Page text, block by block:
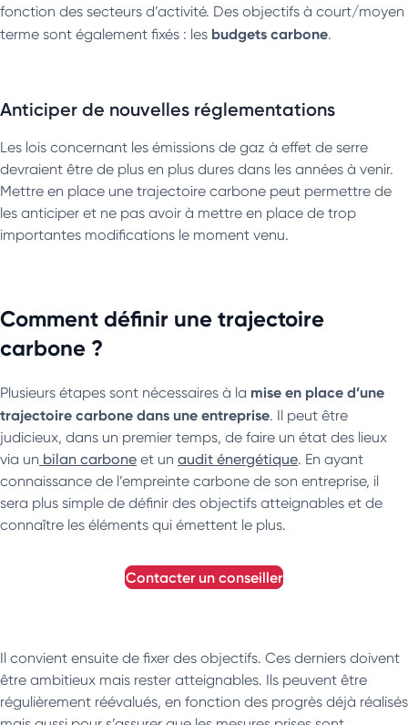
fonction des secteurs d’activité. Des objectifs à court/moyen
terme sont également fixés : les budgets carbone.
Anticiper de nouvelles réglementations
Les lois concernant les émissions de gaz à effet de serre
devraient être de plus en plus dures dans les années à venir.
Mettre en place une trajectoire carbone peut permettre de
les anticiper et ne pas avoir à mettre en place de trop
importantes modifications le moment venu.
Comment définir une trajectoire
carbone ?
Plusieurs étapes sont nécessaires à la mise en place d’une
trajectoire carbone dans une entreprise. Il peut être
judicieux, dans un premier temps, de faire un état des lieux
via un bilan carbone et un audit énergétique. En ayant
connaissance de l’empreinte carbone de son entreprise, il
sera plus simple de définir des objectifs atteignables et de
connaître les éléments qui émettent le plus.
contacter un conseiller
Il convient ensuite de fixer des objectifs. Ces derniers doivent
être ambitieux mais rester atteignables. Ils peuvent être
régulièrement réévalués, en fonction des progrès déjà réalisés